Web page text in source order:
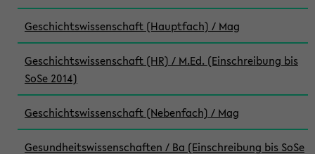
Geschichtswissenschaft (Hauptfach) / Mag
Geschichtswissenschaft (HR) / M.Ed. (Einschreibung bis
SoSe 2014)
Geschichtswissenschaft (Nebenfach) / Mag
Gesundheitswissenschaften / Ba (Einschreibung bis SoSe